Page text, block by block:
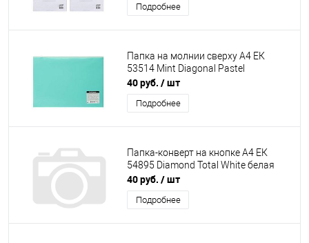
Подробнее
Папка на молнии сверху А4 ЕК
53514 Mint Diagonal Pastel
40 руб. / шт
Подробнее
Папка-конверт на кнопке А4 ЕК
54895 Diamond Total White белая
40 руб. / шт
Подробнее